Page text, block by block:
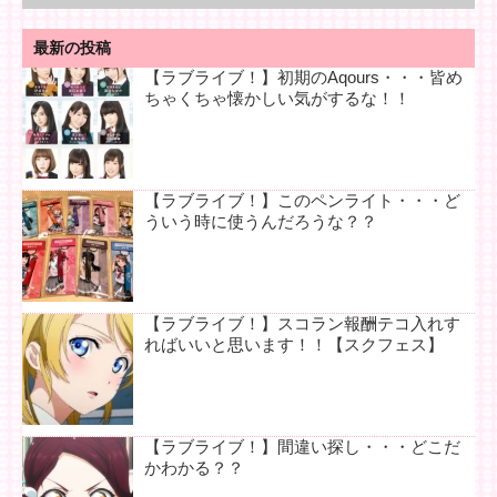
最新の投稿
【ラブライブ！】初期のAqours・・・皆め
ちゃくちゃ懐かしい気がするな！！
【ラブライブ！】このペンライト・・・ど
ういう時に使うんだろうな？？
【ラブライブ！】スコラン報酬テコ入れす
ればいいと思います！！【スクフェス】
【ラブライブ！】間違い探し・・・どこだ
かわかる？？